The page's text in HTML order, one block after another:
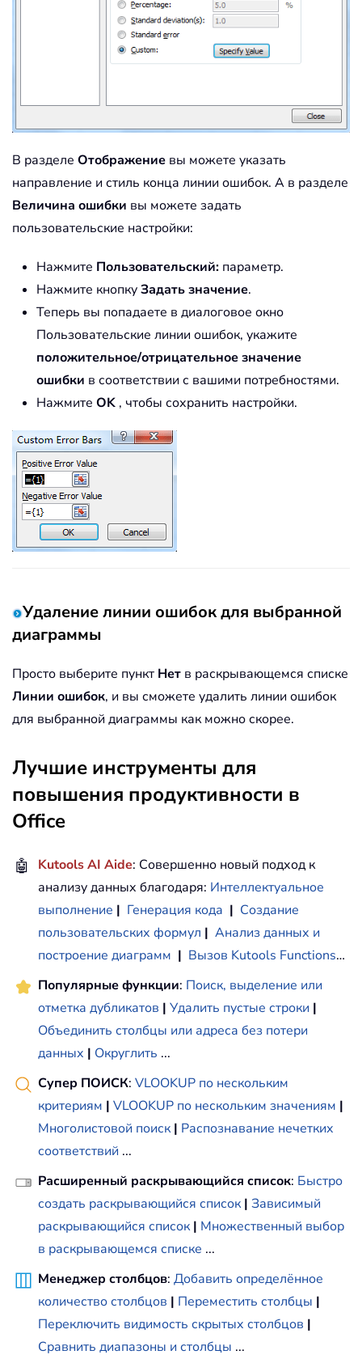
В разделе Отображение вы можете указать
направление и стиль конца линии ошибок. А в разделе
Величина ошибки вы можете задать
пользовательские настройки:
Нажмите Пользовательский: параметр.
Нажмите кнопкуЗадать значение.
Теперь вы попадаете в диалоговое окно
Пользовательские линии ошибок, укажите
положительное/отрицательное значение
ошибки в соответствии с вашими потребностями.
Нажмите OK , чтобы сохранить настройки.
Удаление линии ошибок для выбранной
диаграммы
Просто выберите пункт Нет в раскрывающемся списке
Линии ошибок, и вы сможете удалить линии ошибок
для выбранной диаграммы как можно скорее.
Лучшие инструменты для
повышения продуктивности в
Office
🤖 Kutools AI Aide: Совершенно новый подход к
анализу данных благодаря: Интеллектуальное
выполнение | Генерация кода | Создание
пользовательских формул | Анализ данных и
построение диаграмм | Вызов Kutools Functions…
Популярные функции: Поиск, выделение или
отметка дубликатов | Удалить пустые строки |
Объединить столбцы или адреса без потери
данных | Округлить ...
Супер ПОИСК: VLOOKUP по нескольким
критериям | VLOOKUP по нескольким значениям |
Многолистовой поиск | Распознавание нечетких
соответствий ...
Расширенный раскрывающийся список: Быстро
создать раскрывающийся список | Зависимый
раскрывающийся список | Множественный выбор
в раскрывающемся списке ...
Менеджер столбцов: Добавить определённое
количество столбцов | Переместить столбцы |
Переключить видимость скрытых столбцов |
Сравнить диапазоны и столбцы ...